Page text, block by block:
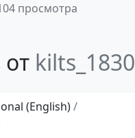
просмотра
kilts_1830
(English)/